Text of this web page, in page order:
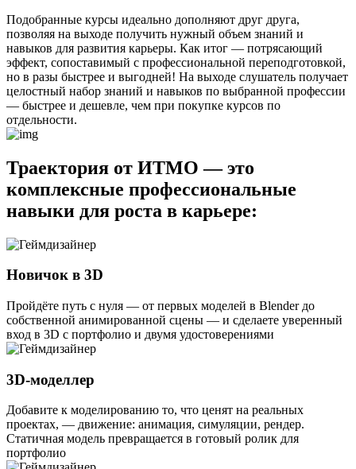
Подобранные курсы идеально дополняют друг друга,
позволяя на выходе получить нужный объем знаний и
навыков для развития карьеры. Как итог — потрясающий
эффект, сопоставимый с профессиональной переподготовкой,
но в разы быстрее и выгодней! На выходе слушатель получает
целостный набор знаний и навыков по выбранной профессии
— быстрее и дешевле, чем при покупке курсов по
отдельности.
Траектория от ИТМО — это
комплексные профессиональные
навыки для роста в карьере:
Новичок в 3D
Пройдёте путь с нуля — от первых моделей в Blender до
собственной анимированной сцены — и сделаете уверенный
вход в 3D с портфолио и двумя удостоверениями
3D-моделлер
Добавите к моделированию то, что ценят на реальных
проектах, — движение: анимация, симуляции, рендер.
Статичная модель превращается в готовый ролик для
портфолио